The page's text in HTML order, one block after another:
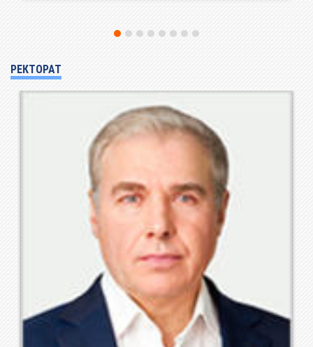
РЕКТОРАТ